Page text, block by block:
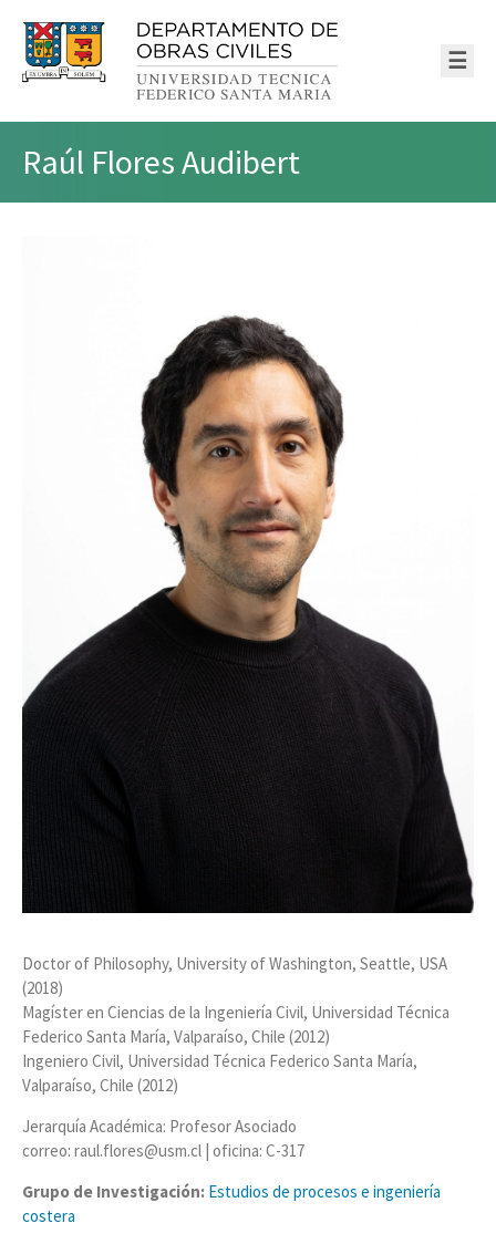
☰
Raúl Flores Audibert
Doctor of Philosophy, University of Washington, Seattle, USA
(2018)
Magíster en Ciencias de la Ingeniería Civil, Universidad Técnica
Federico Santa María, Valparaíso, Chile (2012)
Ingeniero Civil, Universidad Técnica Federico Santa María,
Valparaíso, Chile (2012)
Jerarquía Académica: Profesor Asociado
correo: raul.flores@usm.cl | oficina: C-317
Grupo de Investigación: Estudios de procesos e ingeniería
costera